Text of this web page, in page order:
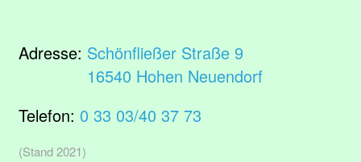
Adresse: Schönfließer Straße 9
16540 Hohen Neuendorf
Telefon: 0 33 03/40 37 73
(Stand 2021)